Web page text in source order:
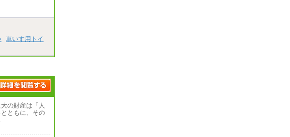
岡〉月給185,0
円～(※2)、18
、168,000円
、神奈川県
滋賀県
、群馬県、長
車いす用トイ
の財産は「人
ともに、その